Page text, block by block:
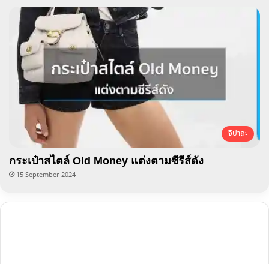
จิปาถะ
กระเป๋าสไตล์ Old Money แต่งตามซีรีส์ดัง
15 September 2024